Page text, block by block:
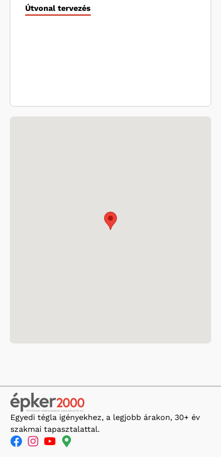
Útvonal tervezés
Egyedi tégla igényekhez, a legjobb árakon, 30+ év
szakmai tapasztalattal.